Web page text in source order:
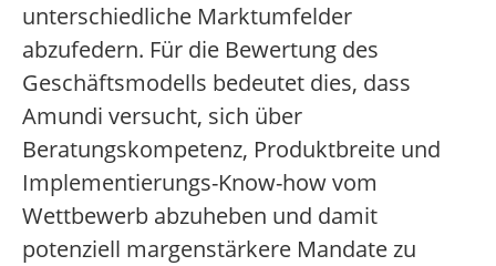
unterschiedliche Marktumfelder
abzufedern. Für die Bewertung des
Geschäftsmodells bedeutet dies, dass
Amundi versucht, sich über
Beratungskompetenz, Produktbreite und
Implementierungs-Know-how vom
Wettbewerb abzuheben und damit
potenziell margenstärkere Mandate zu